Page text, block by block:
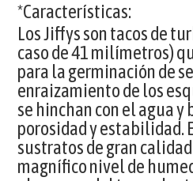
*Características:
Los Jiffys son tacos de
caso de 41 milímetros)
para la germinación de
enraizamiento de los
se hinchan con el agua y
porosidad y estabilidad.
sustratos de gran
magnífico nivel de